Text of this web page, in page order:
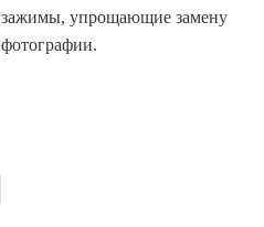
зажимы, упрощающие замену
фотографии.